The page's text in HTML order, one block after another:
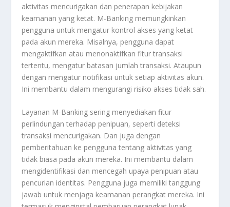
aktivitas mencurigakan dan penerapan kebijakan
keamanan yang ketat. M-Banking memungkinkan
pengguna untuk mengatur kontrol akses yang ketat
pada akun mereka. Misalnya, pengguna dapat
mengaktifkan atau menonaktifkan fitur transaksi
tertentu, mengatur batasan jumlah transaksi. Ataupun
dengan mengatur notifikasi untuk setiap aktivitas akun.
Ini membantu dalam mengurangi risiko akses tidak sah.
Layanan M-Banking sering menyediakan fitur
perlindungan terhadap penipuan, seperti deteksi
transaksi mencurigakan. Dan juga dengan
pemberitahuan ke pengguna tentang aktivitas yang
tidak biasa pada akun mereka. Ini membantu dalam
mengidentifikasi dan mencegah upaya penipuan atau
pencurian identitas. Pengguna juga memiliki tanggung
jawab untuk menjaga keamanan perangkat mereka. Ini